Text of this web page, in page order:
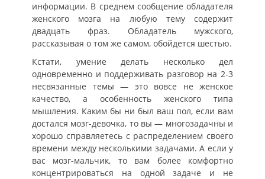
информации. В среднем сообщение обладателя
женского мозга на любую тему содержит
двадцать фраз. Обладатель мужского,
рассказывая о том же самом, обойдется шестью.
Кстати, умение делать несколько дел
одновременно и поддерживать разговор на 2-3
несвязанные темы — это вовсе не женское
качество, а особенность женского типа
мышления. Каким бы ни был ваш пол, если вам
достался мозг-девочка, то вы — многозадачны и
хорошо справляетесь с распределением своего
времени между несколькими задачами. А если у
вас мозг-мальчик, то вам более комфортно
концентрироваться на одной задаче и не